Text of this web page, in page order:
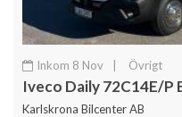
Inkom 8 Nov Övrigt
Karlskrona Bilcenter AB